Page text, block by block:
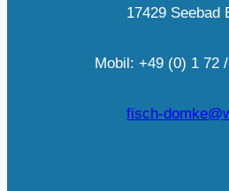
17429 Seebad
Mobil: +49 (0) 1 72
fisch-